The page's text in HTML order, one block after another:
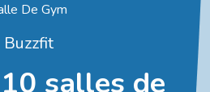
De Gym
Buzzfit
salles de